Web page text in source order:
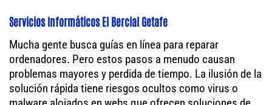
Servicios Informáticos El Bercial Getafe
Mucha gente busca guías en línea para reparar
ordenadores. Pero estos pasos a menudo causan
problemas mayores y perdida de tiempo. La ilusión de la
solución rápida tiene riesgos ocultos como virus o